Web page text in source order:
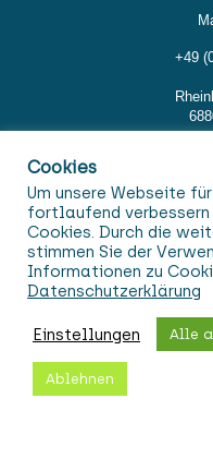
+49
Cookies
Um unsere Webseite
fortlaufend verbessern
Cookies. Durch die
stimmen Sie der
Informationen zu
Datenschutzerklärung
Einstellungen Alle
Ablehnen